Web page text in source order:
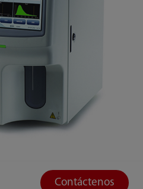
Contáctenos